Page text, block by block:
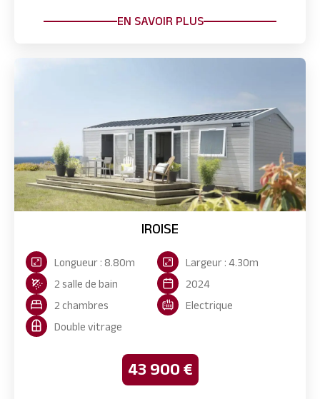
EN SAVOIR PLUS
IROISE
Longueur : 8.80m
Largeur : 4.30m
2 salle de bain
2024
2 chambres
Electrique
Double vitrage
43 900 €